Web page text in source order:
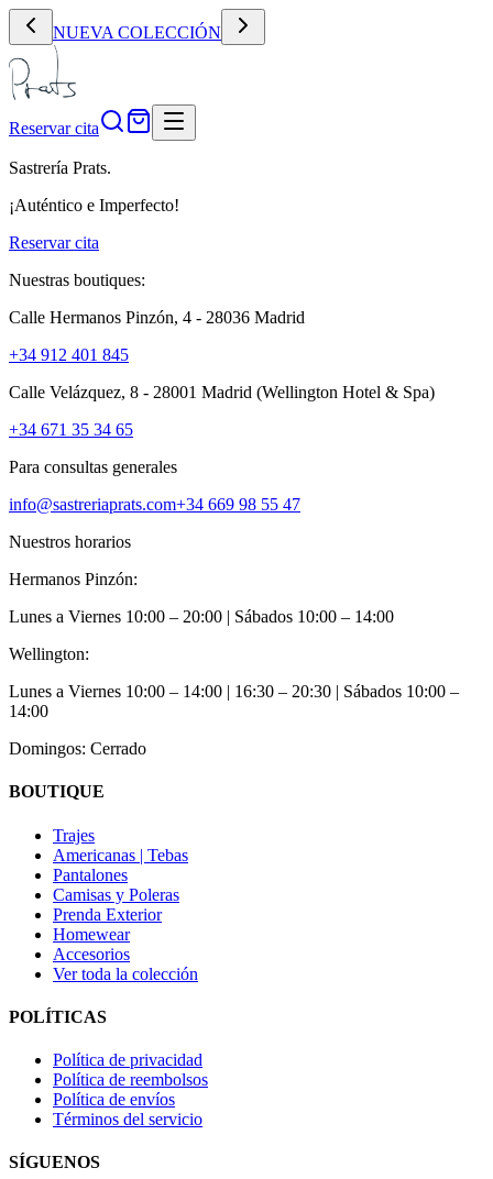
NUEVA COLECCIÓN
Reservar cita
Sastrería Prats.
¡Auténtico e Imperfecto!
Reservar cita
Nuestras boutiques:
Calle Hermanos Pinzón, 4 - 28036 Madrid
+34 912 401 845
Calle Velázquez, 8 - 28001 Madrid (Wellington Hotel & Spa)
+34 671 35 34 65
Para consultas generales
info@sastreriaprats.com+34 669 98 55 47
Nuestros horarios
Hermanos Pinzón:
Lunes a Viernes 10:00 – 20:00 | Sábados 10:00 – 14:00
Wellington:
Lunes a Viernes 10:00 – 14:00 | 16:30 – 20:30 | Sábados 10:00 –
14:00
Domingos: Cerrado
BOUTIQUE
Trajes
Americanas | Tebas
Pantalones
Camisas y Poleras
Prenda Exterior
Homewear
Accesorios
Ver toda la colección
POLÍTICAS
Política de privacidad
Política de reembolsos
Política de envíos
Términos del servicio
SÍGUENOS